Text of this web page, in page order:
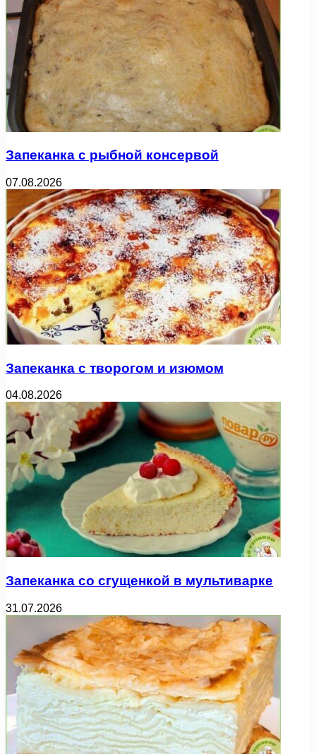
Запеканка с рыбной консервой
07.08.2026
Запеканка с творогом и изюмом
04.08.2026
Запеканка со сгущенкой в мультиварке
31.07.2026